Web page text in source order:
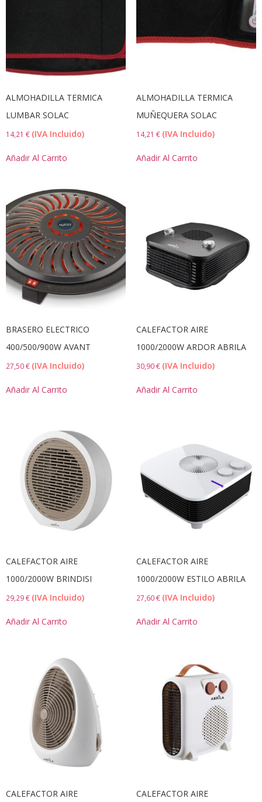
ALMOHADILLA TERMICA
LUMBAR SOLAC
14,21 € (IVA Incluido)
Añadir Al Carrito
ALMOHADILLA TERMICA
MUÑEQUERA SOLAC
14,21 € (IVA Incluido)
Añadir Al Carrito
BRASERO ELECTRICO
400/500/900W AVANT
27,50€ (IVA Incluido)
Añadir Al Carrito
CALEFACTOR AIRE
1000/2000W ARDOR ABRILA
30,90€ (IVA Incluido)
Añadir Al Carrito
CALEFACTOR AIRE
1000/2000W BRINDISI
29,29€ (IVA Incluido)
Añadir Al Carrito
CALEFACTOR AIRE
1000/2000W ESTILO ABRILA
27,60€ (IVA Incluido)
Añadir Al Carrito
CALEFACTOR AIRE CALEFACTOR AIRE